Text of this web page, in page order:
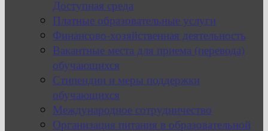
Доступная среда
Платные образовательные услуги
Финансово-хозяйственная деятельность
Вакантные места для приема (перевода)
обучающихся
Стипендии и меры поддержки
обучающихся
Международное сотрудничество
Организация питания в образовательной